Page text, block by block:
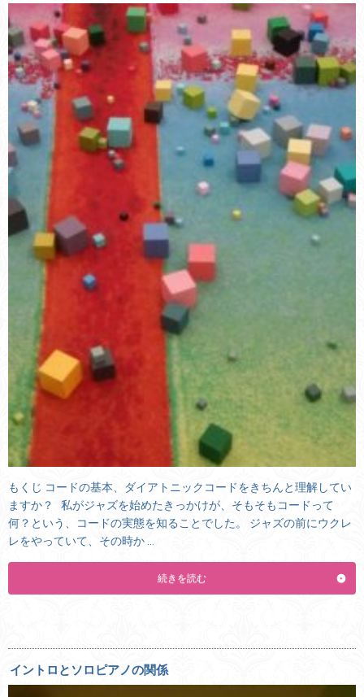
もくじ コードの基本、ダイアトニックコードをきちんと理解してい
ますか？ 私がジャズを始めたきっかけが、そもそもコードって
何？という、コードの実態を知ることでした。 ジャズの前にウクレ
レをやっていて、その時か …
続きを読む
イントロとソロピアノの関係